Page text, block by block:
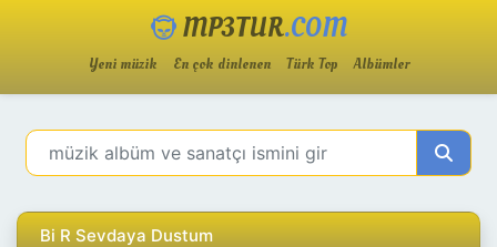
MP3TUR.COM
Yeni müzik En çok dinlenen Türk Top Albümler
Bi R Sevdaya Dustum